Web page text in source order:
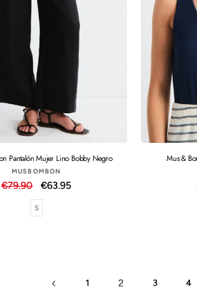
Pantalón Mujer Lino Bobby Negro
Proveedor:
MUSBOMBON
Precio
habitual
€79.90
Precio
de
oferta
€63.95
S
Mus &
1 2 3 4